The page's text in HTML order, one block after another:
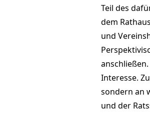
Teil des
dem
und
Interes­se.
sondern an
und der